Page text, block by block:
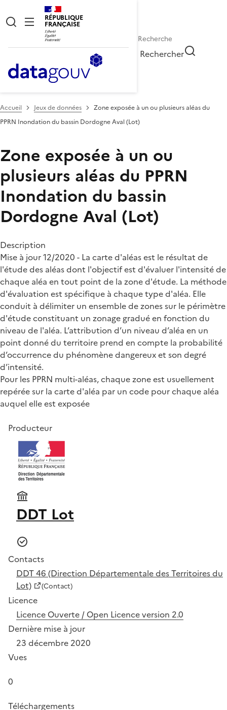
RÉPUBLIQUE
FRANÇAISE
Rechercher
Accueil Jeux de données
Zone exposée à un ou plusieurs aléas du
PPRN Inondation du bassin Dordogne Aval (Lot)
Zone exposée à un ou
plusieurs aléas du PPRN
Inondation du bassin
Dordogne Aval (Lot)
Description
Mise à jour 12/2020 - La carte d'aléas est le résultat de
l'étude des aléas dont l'objectif est d'évaluer l'intensité de
chaque aléa en tout point de la zone d'étude. La méthode
d'évaluation est spécifique à chaque type d'aléa. Elle
conduit à délimiter un ensemble de zones sur le périmètre
d'étude constituant un zonage gradué en fonction du
niveau de l'aléa. L’attribution d’un niveau d’aléa en un
point donné du territoire prend en compte la probabilité
d’occurrence du phénomène dangereux et son degré
d’intensité.
Pour les PPRN multi-aléas, chaque zone est usuellement
repérée sur la carte d'aléa par un code pour chaque aléa
auquel elle est exposée
Producteur
DDT Lot
Contacts
DDT 46 (Direction Départementale des Territoires du
Lot)
(Contact)
Licence
Licence Ouverte / Open Licence version 2.0
Dernière mise à jour
23 décembre 2020
Vues
0
Téléchargements